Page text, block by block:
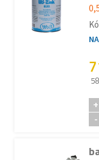
+
-